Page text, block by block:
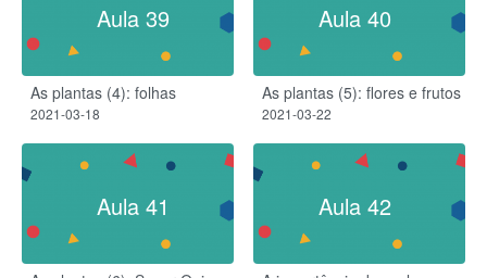
Aula 39
As plantas (4): folhas
2021-03-18
Aula 40
As plantas (5): flores e frutos
2021-03-22
Aula 41 Aula 42